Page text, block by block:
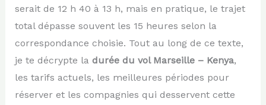
serait de 12 h 40 à 13 h, mais en pratique, le trajet
total dépasse souvent les 15 heures selon la
correspondance choisie. Tout au long de ce texte,
je te décrypte la durée du vol Marseille – Kenya,
les tarifs actuels, les meilleures périodes pour
réserver et les compagnies qui desservent cette